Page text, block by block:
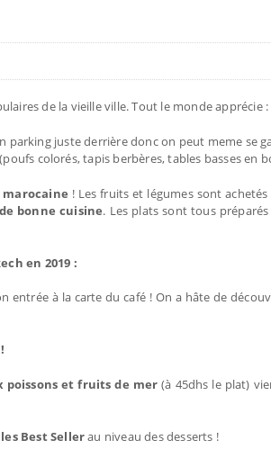
de la vieille ville. Tout le monde apprécie :
parking juste derrière donc on peut meme se
colorés, tapis berbères, tables basses en
! Les fruits et légumes sont
bonne cuisine. Les plats sont tous
en 2019 :
entrée à la carte du café ! On a hâte de
poissons et fruits de mer(à 45dhs le plat)
Best Sellerau niveau des desserts !